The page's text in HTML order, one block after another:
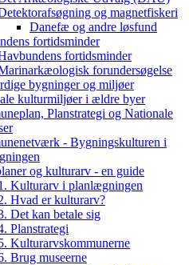
og magnetfiskeri
Danefæ og andre løsfund
fortidsminder
fortidsminder
forundersøgelse
bygninger og miljøer
kulturmiljøer i ældre byer
Planstrategi og Nationale
- Bygningskulturen i
og kulturarv - en guide
Kulturarv i planlægningen
Hvad er kulturarv?
Det kan betale sig
Planstrategi
Kulturarvskommunerne
Brug museerne